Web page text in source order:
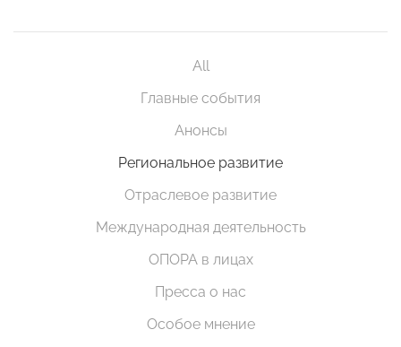
All
Главные события
Анонсы
Региональное развитие
Отраслевое развитие
Международная деятельность
ОПОРА в лицах
Пресса о нас
Особое мнение